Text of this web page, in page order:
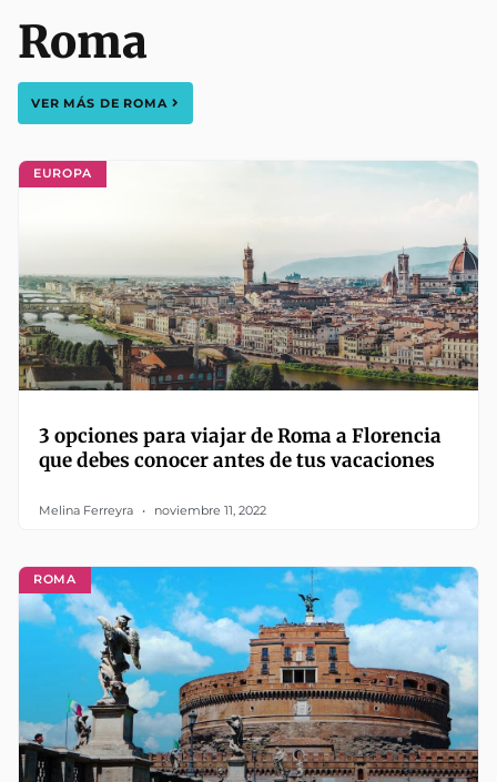
Roma
VER MÁS DE ROMA
EUROPA
3 opciones para viajar de Roma a Florencia
que debes conocer antes de tus vacaciones
Melina Ferreyra noviembre 11, 2022
ROMA